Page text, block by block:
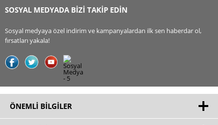
SOSYAL MEDYADA BİZİ TAKİP EDİN
Sosyal medyaya özel indirim ve kampanyalardan ilk sen haberdar ol,
fırsatları yakala!
ÖNEMLI BILGILER